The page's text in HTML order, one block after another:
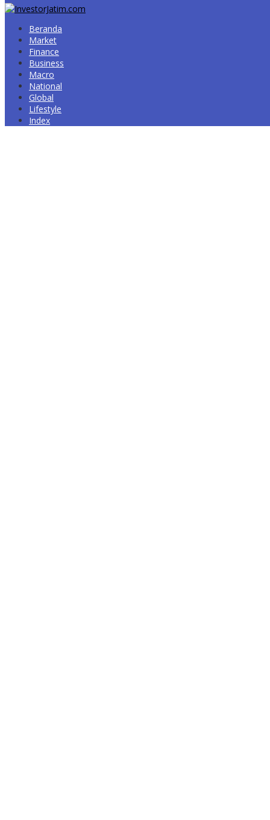
Beranda
Market
Finance
Business
Macro
National
Global
Lifestyle
Index